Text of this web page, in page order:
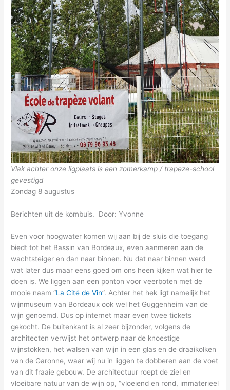
Vlak achter onze ligplaats is een zomerkamp / trapeze-school
gevestigd
Zondag 8 augustus
Berichten uit de kombuis. Door: Yvonne
Even voor hoogwater komen wij aan bij de sluis die toegang
biedt tot het Bassin van Bordeaux, even aanmeren aan de
wachtsteiger en dan naar binnen. Nu dat naar binnen werd
wat later dus maar eens goed om ons heen kijken wat hier te
doen is. We liggen aan een ponton voor veerboten met de
mooie naam “La Cité de Vin”. Achter het hek ligt namelijk het
wijnmuseum van Bordeaux ook wel het Guggenheim van de
wijn genoemd. Dus op internet maar even twee tickets
gekocht. De buitenkant is al zeer bijzonder, volgens de
architecten verwijst het ontwerp naar de knoestige
wijnstokken, het walsen van wijn in een glas en de draaikolken
van de Garonne, waar wij nu in liggen te dobberen aan de voet
van dit fraaie gebouw. De architectuur roept de ziel en
vloeibare natuur van de wijn op, “vloeiend en rond, immaterieel